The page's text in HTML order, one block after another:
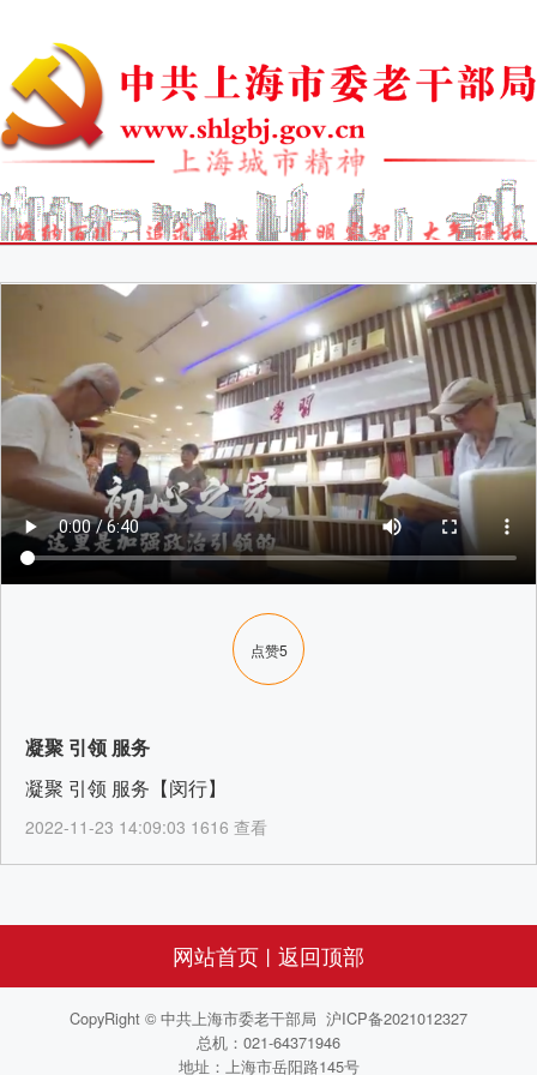
点赞5
凝聚 引领 服务
凝聚 引领 服务【闵行】
2022-11-23 14:09:03 1616 查看
网站首页 丨 返回顶部
CopyRight © 中共上海市委老干部局 沪ICP备2021012327
总机：021-64371946
地址：上海市岳阳路145号